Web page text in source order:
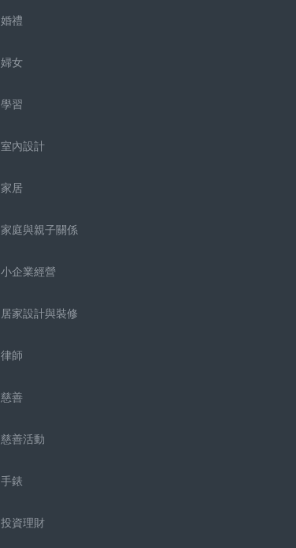
婚禮
婦女
學習
室內設計
家居
家庭與親子關係
小企業經營
居家設計與裝修
律師
慈善
慈善活動
手錶
投資理財